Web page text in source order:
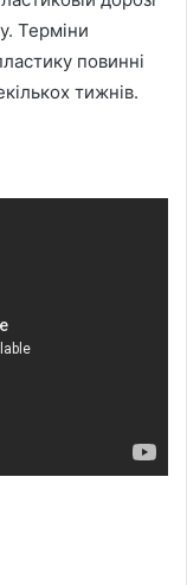
Терміни
повинні
тижнів.